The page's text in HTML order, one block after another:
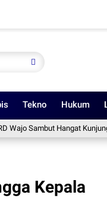
Tekno Hukum
Hangat Kunjungan
Kepala